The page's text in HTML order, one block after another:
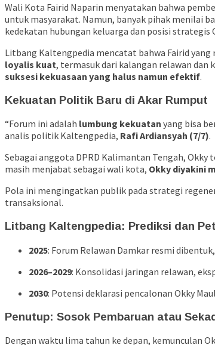
Wali Kota Fairid Naparin menyatakan bahwa
untuk masyarakat. Namun, banyak pihak menilai
kedekatan hubungan keluarga dan posisi strategis
Litbang Kaltengpedia mencatat bahwa Fairid
loyalis kuat, termasuk dari kalangan relawan dan
suksesi kekuasaan yang halus namun efektif.
Kekuatan Politik Baru di Akar Rumput
“Forum ini adalah lumbung kekuatan yang bisa
analis politik Kaltengpedia, Rafi Ardiansyah (7/7).
Sebagai anggota DPRD Kalimantan Tengah,
masih menjabat sebagai wali kota, Okky diyakini
Pola ini mengingatkan publik pada strategi
transaksional.
Litbang Kaltengpedia: Prediksi dan
2025: Forum Relawan Damkar resmi
2026–2029: Konsolidasi jaringan relawan,
2030: Potensi deklarasi pencalonan Okky
Penutup: Sosok Pembaruan atau
Dengan waktu lima tahun ke depan, kemunculan